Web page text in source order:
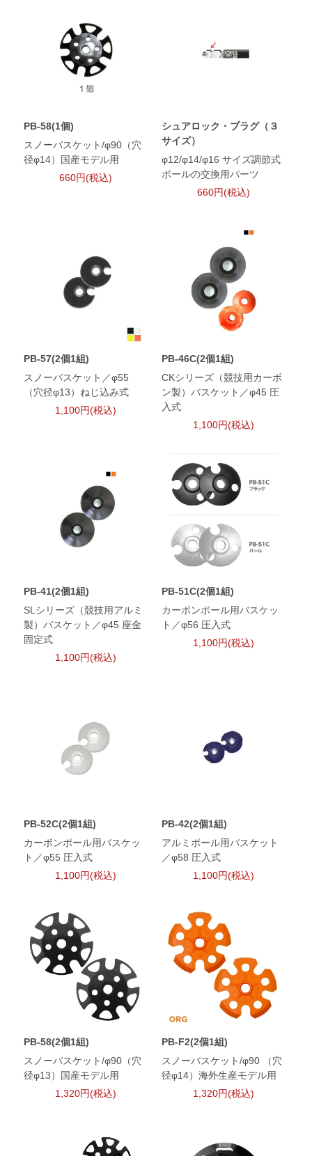
PB-58(1個)
スノーバスケット/φ90（穴
径φ14）国産モデル用
660円(税込)
シュアロック・プラグ（３
サイズ）
φ12/φ14/φ16 サイズ調節式
ポールの交換用パーツ
660円(税込)
PB-57(2個1組)
スノーバスケット／φ55
（穴径φ13）ねじ込み式
1,100円(税込)
PB-46C(2個1組)
CKシリーズ（競技用カーボ
ン製）バスケット／φ45 圧
入式
1,100円(税込)
PB-41(2個1組)
SLシリーズ（競技用アルミ
製）バスケット／φ45 座金
固定式
1,100円(税込)
PB-51C(2個1組)
カーボンポール用バスケッ
ト／φ56 圧入式
1,100円(税込)
PB-52C(2個1組)
カーボンポール用バスケッ
ト／φ55 圧入式
1,100円(税込)
PB-42(2個1組)
アルミポール用バスケット
／φ58 圧入式
1,100円(税込)
PB-58(2個1組)
スノーバスケット/φ90（穴
径φ13）国産モデル用
1,320円(税込)
PB-F2(2個1組)
スノーバスケット/φ90 （穴
径φ14）海外生産モデル用
1,320円(税込)